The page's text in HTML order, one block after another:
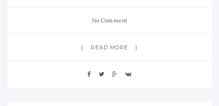
No Comment
READ MORE